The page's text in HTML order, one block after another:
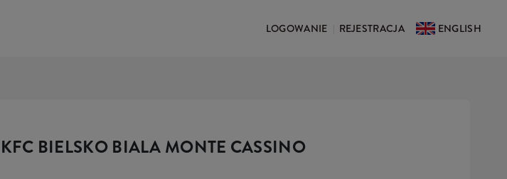
LOGOWANIE REJESTRACJA ENGLISH
KFC BIELSKO BIALA MONTE CASSINO